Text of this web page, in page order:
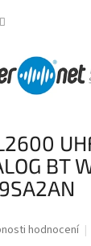
BT
hodnocení